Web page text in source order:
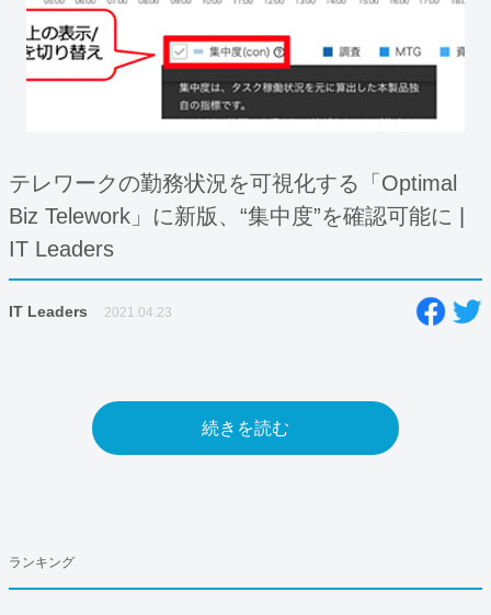
テレワークの勤務状況を可視化する「Optimal
Biz Telework」に新版、“集中度”を確認可能に |
IT Leaders
IT Leaders 2021.04.23
続きを読む
ランキング